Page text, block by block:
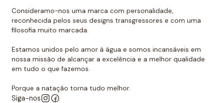
Consideramo-nos uma marca com personalidade,
reconhecida pelos seus designs transgressores e com uma
filosofia muito marcada.
Estamos unidos pelo amor à água e somos incansáveis em
nossa missão de alcançar a excelência e a melhor qualidade
em tudo o que fazemos.
Porque a natação torna tudo melhor.
Siga-nos